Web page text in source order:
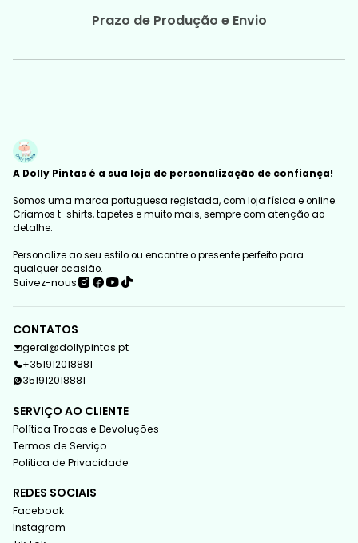
Prazo de Produção e Envio
A Dolly Pintas é a sua loja de personalização de confiança!
Somos uma marca portuguesa registada, com loja física e online.
Criamos t-shirts, tapetes e muito mais, sempre com atenção ao
detalhe.
Personalize ao seu estilo ou encontre o presente perfeito para
qualquer ocasião.
Suivez-nous
CONTATOS
geral@dollypintas.pt
+351912018881
351912018881
SERVIÇO AO CLIENTE
Política Trocas e Devoluções
Termos de Serviço
Politica de Privacidade
REDES SOCIAIS
Facebook
Instagram